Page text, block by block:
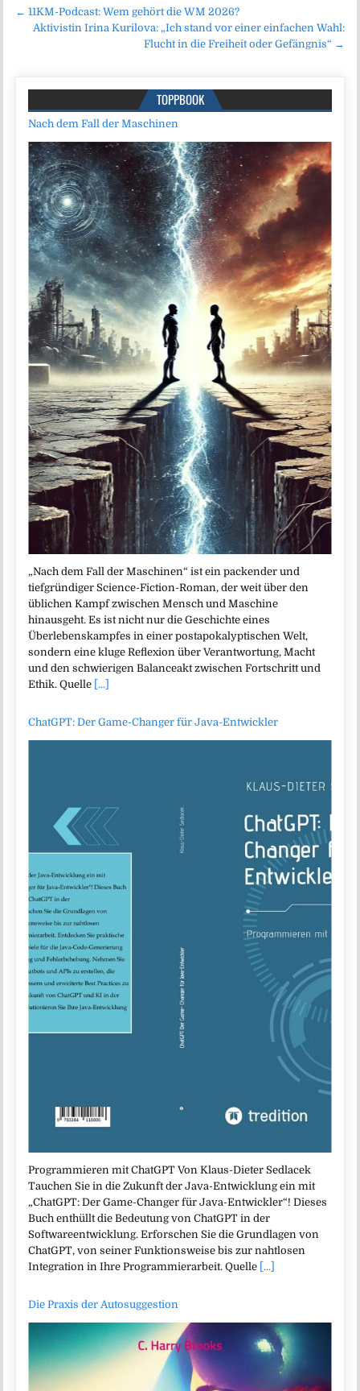
Beitragsnavigation
← 11KM-Podcast: Wem gehört die WM 2026?
Aktivistin Irina Kurilova: „Ich stand vor einer einfachen Wahl:
Flucht in die Freiheit oder Gefängnis“ →
TOPPBOOK
Nach dem Fall der Maschinen
„Nach dem Fall der Maschinen“ ist ein packender und
tiefgründiger Science-Fiction-Roman, der weit über den
üblichen Kampf zwischen Mensch und Maschine
hinausgeht. Es ist nicht nur die Geschichte eines
Überlebenskampfes in einer postapokalyptischen Welt,
sondern eine kluge Reflexion über Verantwortung, Macht
und den schwierigen Balanceakt zwischen Fortschritt und
Ethik. Quelle [...]
ChatGPT: Der Game-Changer für Java-Entwickler
Programmieren mit ChatGPT Von Klaus-Dieter Sedlacek
Tauchen Sie in die Zukunft der Java-Entwicklung ein mit
„ChatGPT: Der Game-Changer für Java-Entwickler“! Dieses
Buch enthüllt die Bedeutung von ChatGPT in der
Softwareentwicklung. Erforschen Sie die Grundlagen von
ChatGPT, von seiner Funktionsweise bis zur nahtlosen
Integration in Ihre Programmierarbeit. Quelle [...]
Die Praxis der Autosuggestion